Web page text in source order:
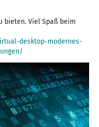
bieten. Viel Spaß beim
desktop-modernes-